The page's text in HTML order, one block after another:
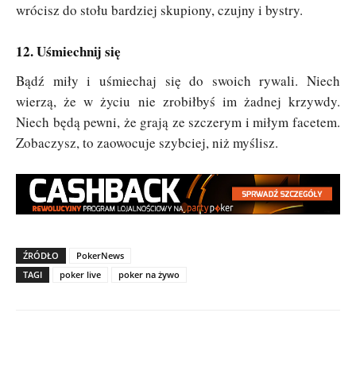
wrócisz do stołu bardziej skupiony, czujny i bystry.
12. Uśmiechnij się
Bądź miły i uśmiechaj się do swoich rywali. Niech
wierzą, że w życiu nie zrobiłbyś im żadnej krzywdy.
Niech będą pewni, że grają ze szczerym i miłym facetem.
Zobaczysz, to zaowocuje szybciej, niż myślisz.
ŹRÓDŁO
PokerNews
TAGI
poker live poker na żywo